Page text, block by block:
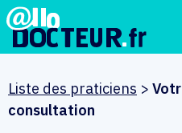
Liste des praticiens >
consultation